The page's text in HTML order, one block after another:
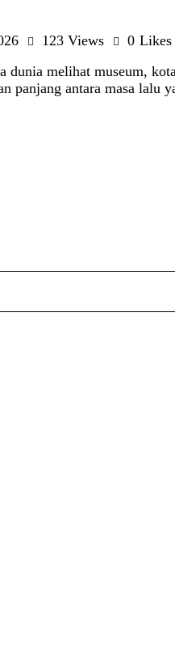
123 Views 0 Likes
dunia melihat museum,
panjang antara masa